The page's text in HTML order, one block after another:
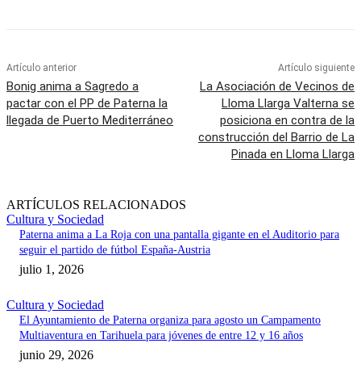
Artículo anterior
Bonig anima a Sagredo a
pactar con el PP de Paterna la
llegada de Puerto Mediterráneo
Artículo siguiente
La Asociación de Vecinos de
Lloma Llarga Valterna se
posiciona en contra de la
construcción del Barrio de La
Pinada en Lloma Llarga
ARTÍCULOS RELACIONADOS
Cultura y Sociedad
Paterna anima a La Roja con una pantalla gigante en el Auditorio para
seguir el partido de fútbol España-Austria
julio 1, 2026
Cultura y Sociedad
El Ayuntamiento de Paterna organiza para agosto un Campamento
Multiaventura en Tarihuela para jóvenes de entre 12 y 16 años
junio 29, 2026